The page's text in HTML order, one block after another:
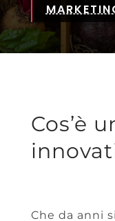
Cos’è
Che da anni